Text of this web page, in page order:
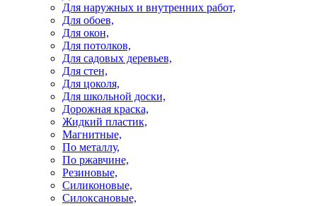
Для наружных и внутренних работ,
Для обоев,
Для окон,
Для потолков,
Для садовых деревьев,
Для стен,
Для цоколя,
Для школьной доски,
Дорожная краска,
Жидкий пластик,
Магнитные,
По металлу,
По ржавчине,
Резиновые,
Силиконовые,
Силоксановые,